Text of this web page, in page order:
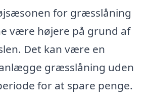
for græsslåning
være højere på grund af
Det kan være en
græsslåning uden
for at spare penge.